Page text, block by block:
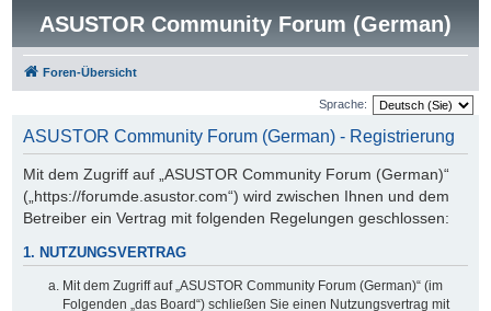
ASUSTOR Community Forum (German)
Foren-Übersicht
Sprache:
ASUSTOR Community Forum (German) - Registrierung
Mit dem Zugriff auf „ASUSTOR Community Forum (German)“
(„https://forumde.asustor.com“) wird zwischen Ihnen und dem
Betreiber ein Vertrag mit folgenden Regelungen geschlossen:
1. NUTZUNGSVERTRAG
Mit dem Zugriff auf „ASUSTOR Community Forum (German)“ (im
Folgenden „das Board“) schließen Sie einen Nutzungsvertrag mit